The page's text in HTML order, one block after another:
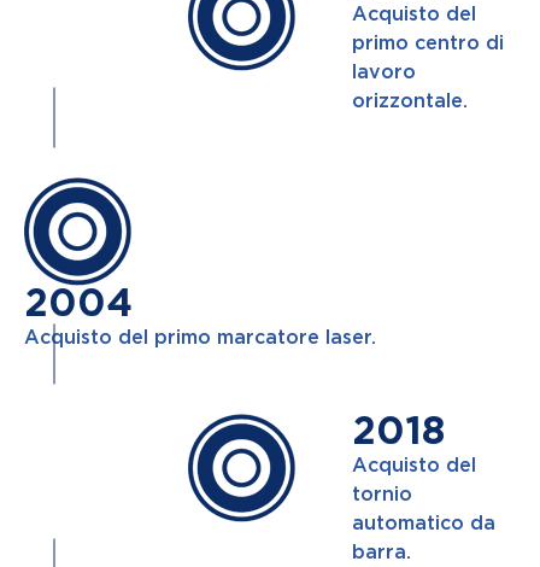
Acquisto del
primo centro di
lavoro
orizzontale.
2004
Acquisto del primo marcatore laser.
2018
Acquisto del
tornio
automatico da
barra.